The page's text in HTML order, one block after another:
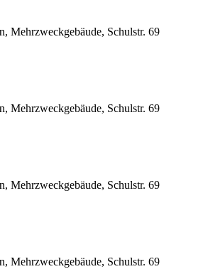
Mehrzweckgebäude, Schulstr. 69
Mehrzweckgebäude, Schulstr. 69
Mehrzweckgebäude, Schulstr. 69
Mehrzweckgebäude, Schulstr. 69